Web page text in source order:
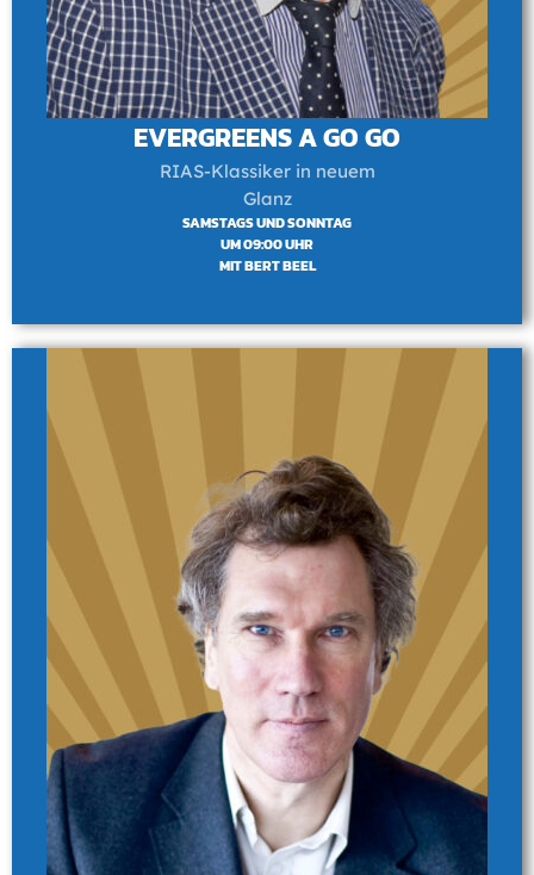
EVERGREENS A GO GO
RIAS-Klassiker in neuem
Glanz
SAMSTAGS UND SONNTAG
UM 09:00 UHR
MIT BERT BEEL